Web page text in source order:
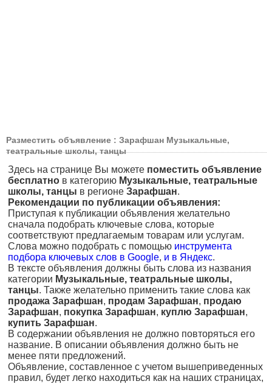
Разместить объявление : Зарафшан Музыкальные,
театральные школы, танцы
Здесь на странице Вы можете поместить объявление
бесплатно в категорию Музыкальные, театральные
школы, танцы в регионе Зарафшан.
Рекомендации по публикации объявления:
Приступая к публикации объявления желательно
сначала подобрать ключевые слова, которые
соответствуют предлагаемым товарам или услугам.
Слова можно подобрать с помощью инструмента
подбора ключевых слов в Google, и в Яндекс.
В тексте объявления должны быть слова из названия
категории Музыкальные, театральные школы,
танцы. Также желательно применить такие слова как
продажа Зарафшан, продам Зарафшан, продаю
Зарафшан, покупка Зарафшан, куплю Зарафшан,
купить Зарафшан.
В содержании объявления не должно повторяться его
название. В описании объявления должно быть не
менее пяти предложений.
Объявление, составленное с учетом вышеприведенных
правил, будет легко находиться как на наших страницах,